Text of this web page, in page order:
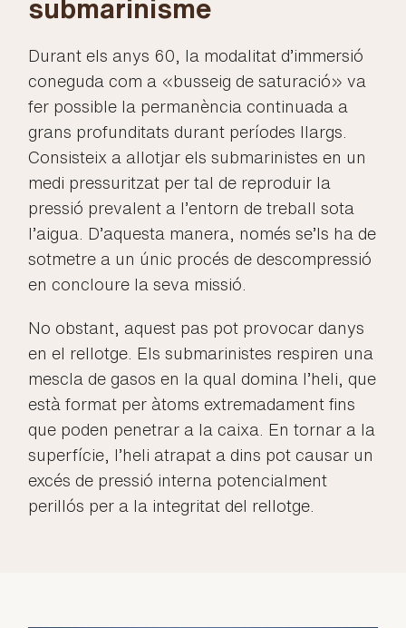
submarinisme
Durant els anys 60, la modalitat d’immersió
coneguda com a «busseig de saturació» va
fer possible la permanència continuada a
grans profunditats durant períodes llargs.
Consisteix a allotjar els submarinistes en un
medi pressuritzat per tal de reproduir la
pressió prevalent a l’entorn de treball sota
l’aigua. D’aquesta manera, només se’ls ha de
sotmetre a un únic procés de descompressió
en concloure la seva missió.
No obstant, aquest pas pot provocar danys
en el rellotge. Els submarinistes respiren una
mescla de gasos en la qual domina l’heli, que
està format per àtoms extremadament fins
que poden penetrar a la caixa. En tornar a la
superfície, l’heli atrapat a dins pot causar un
excés de pressió interna potencialment
perillós per a la integritat del rellotge.